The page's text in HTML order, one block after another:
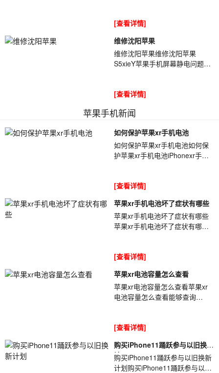
户不...
[查看详情]
维修沈阳苹果
维修沈阳苹果维修沈阳苹果
S5xieY苹果手机屏幕静电问题导
从裤兜里拿出来屏...
[查看详情]
苹果手机新闻
如何保护苹果xr手机电池
如何保护苹果xr手机电池如何保
护苹果xr手机电池iPhonexr手机
使用...
[查看详情]
苹果xr手机电池坏了症状有哪些
苹果xr手机电池坏了症状有哪些
苹果xr手机电池坏了症状有哪些
一年半...
[查看详情]
苹果xr电池容量怎么查看
苹果xr电池容量怎么查看苹果xr
电池容量怎么查看能够查询
多种,那么你知...
[查看详情]
购买iPhone11踊跃参与以旧换新
计
购买iPhone11踊跃参与以旧换新
计划购买iPhone11踊跃参与以旧